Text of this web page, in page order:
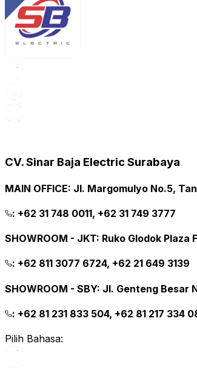
CV. Sinar Baja Electric Surabaya
MAIN OFFICE: Jl. Margomulyo No.5,
: +62 31 748 0011, +62 31 749 3777
SHOWROOM - JKT: Ruko Glodok Plaza
: +62 811 3077 6724, +62 21 649 3139
SHOWROOM - SBY: Jl. Genteng Besar
: +62 81 231 833 504, +62 81 217 334
Pilih Bahasa: